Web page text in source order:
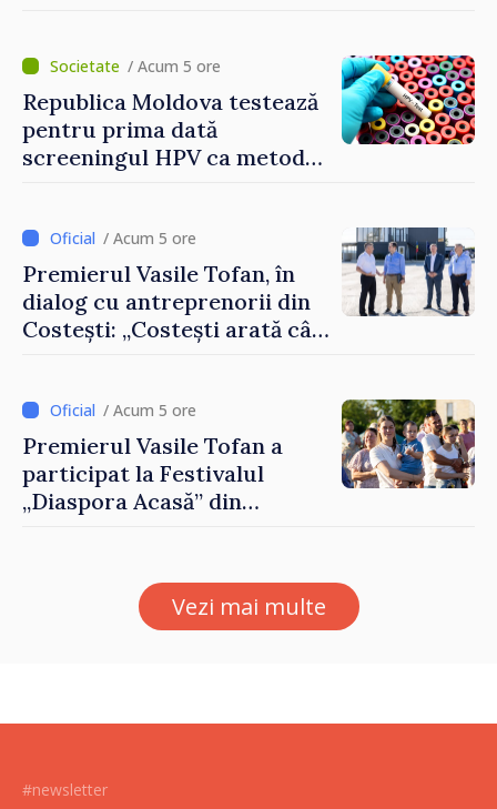
/ Acum 5 ore
Republica Moldova testează
pentru prima dată
screeningul HPV ca metodă
/ Acum 5 ore
Premierul Vasile Tofan, în
dialog cu antreprenorii din
Costești: „Costești arată cât
există inițiativă, muncă și
spirit antreprenorial”
/ Acum 5 ore
Premierul Vasile Tofan a
participat la Festivalul
„Diaspora Acasă” din
Vezi mai multe
#newsletter